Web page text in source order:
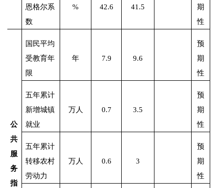
恩格尔系
数
% 42.6 41.5
期
性
公
共
服
务
指
国民平均
受教育年
限
年 7.9 9.6
预
期
性
五年累计
新增城镇
就业
万人 0.7 3.5
预
期
性
五年累计
转移农村
劳动力
万人 0.6 3
预
期
性